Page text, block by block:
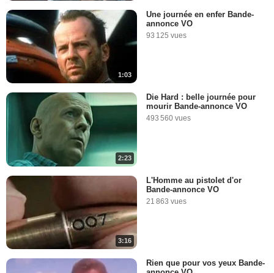
1:03
Une journée en enfer Bande-
annonce VO
93 125 vues
2:23
Die Hard : belle journée pour
mourir Bande-annonce VO
493 560 vues
3:16
L'Homme au pistolet d'or
Bande-annonce VO
21 863 vues
Rien que pour vos yeux Bande-